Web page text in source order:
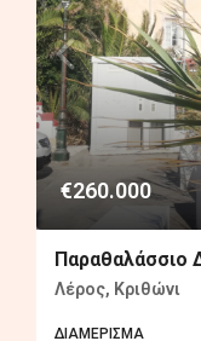
€260.000
Παραθαλάσσιο
Λέρος, Κριθώνι
ΔΙΑΜΈΡΙΣΜΑ